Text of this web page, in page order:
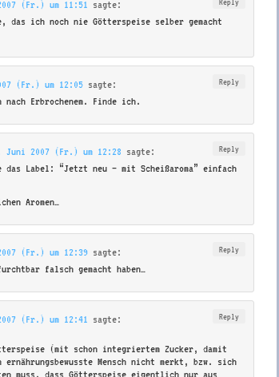
(Fr.) um 11:51 sagte:
das ich noch nie Götterspeise selber gemacht
(Fr.) um 12:05 sagte: Reply
nach Erbrochenem. Finde ich.
Juni 2007 (Fr.) um 12:28 sagte: Reply
Label: “Jetzt neu – mit Scheißaroma” einfach
Aromen…
(Fr.) um 12:39 sagte: Reply
falsch gemacht haben…
(Fr.) um 12:41 sagte: Reply
(mit schon integriertem Zucker, damit
Mensch nicht merkt, bzw. sich
muss, dass Götterspeise eigentlich nur aus